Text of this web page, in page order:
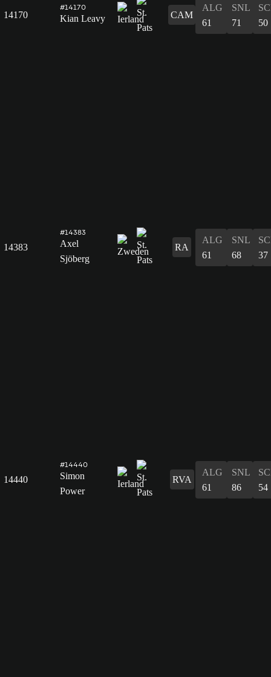
14170
#14170
Kian Leavy CAM
ALG
61
SNL
71
50
14383
#14383
Axel
Sjöberg
RA
ALG
61
SNL
68
37
14440
#14440
Simon
Power
RVA
ALG
61
SNL
86
54